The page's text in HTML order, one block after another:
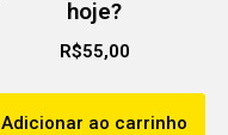
hoje?
R$55,00
Adicionar ao carrinho